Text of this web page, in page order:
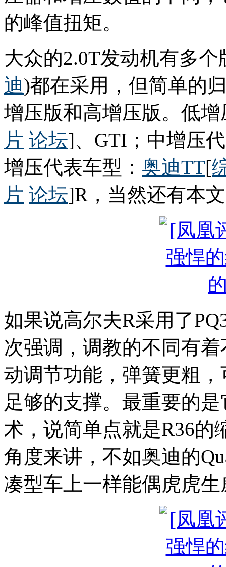
的峰值扭矩。
大众的2.0T发动机有多
迪)都在采用，但简单的
增压版和高增压版。低
片 论坛]、GTI；中增压
增压代表车型： 奥迪TT[
片 论坛]R，当然还有本
如果说高尔夫R采用了
次强调，调教的不同有
动调节功能，弹簧更粗
足够的支撑。最重要的
术，说简单点就是R36的
角度来讲，不如奥迪的
凑型车上一样能偶虎虎生